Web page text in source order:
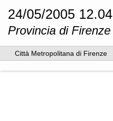
24/05/2005 12.04
Provincia di Firenze
Città Metropolitana di Firenze